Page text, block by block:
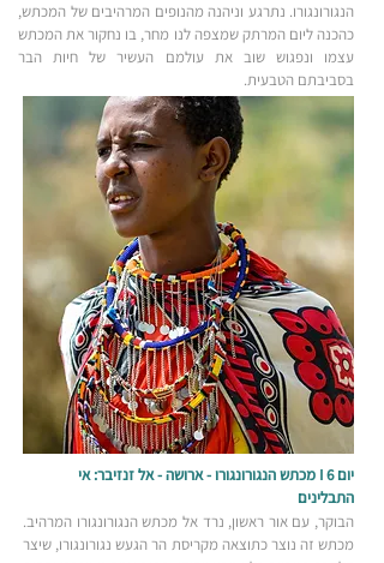
הנגורונגורו. נתרגע וניהנה מהנופים המרהיבים של המכתש,
כהכנה ליום המרתק שמצפה לנו מחר, בו נחקור את המכתש
עצמו ונפגוש שוב את עולמם העשיר של חיות הבר
בסביבתם הטבעית.
יום 6 I מכתש הנגורונגורו - ארושה - אל זנזיבר: אי
התבלינים
הבוקר, עם אור ראשון, נרד אל מכתש הנגורונגורו המרהיב.
מכתש זה נוצר כתוצאה מקריסת הר הגעש נגורונגורו, שיצר